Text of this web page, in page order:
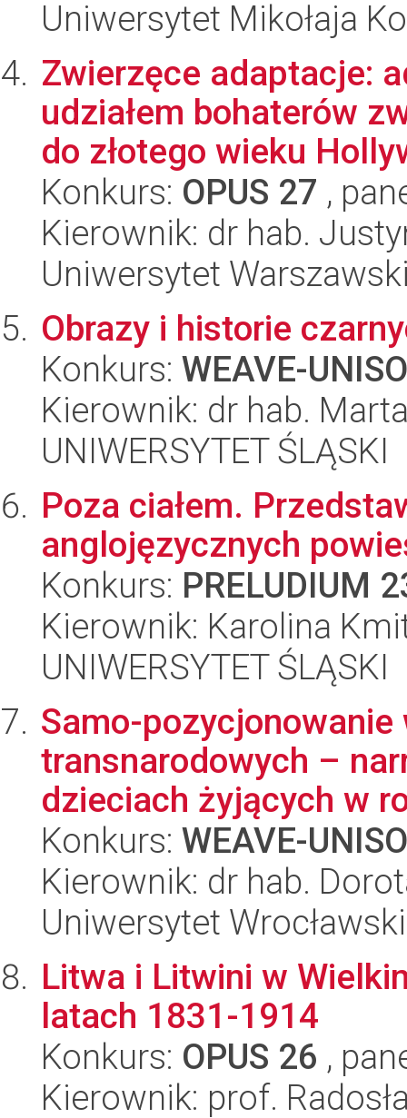
Uniwersytet Mikołaja
Zwierzęce adaptacje:
udziałem bohaterów
do złotego wieku
Konkurs: OPUS 27 ,
Kierownik: dr hab.
Uniwersytet
Obrazy i historie
Konkurs: WEAVE-
Kierownik: dr hab.
UNIWERSYTET ŚLĄSKI
Poza ciałem.
anglojęzycznych
Konkurs: PRELUDIUM
Kierownik: Karolina
UNIWERSYTET ŚLĄSKI
Samo-
transnarodowych –
dzieciach żyjących w
Konkurs: WEAVE-
Kierownik: dr hab.
Uniwersytet Wrocławski
Litwa i Litwini w
latach 1831-1914
Konkurs: OPUS 26 ,
Kierownik: prof.